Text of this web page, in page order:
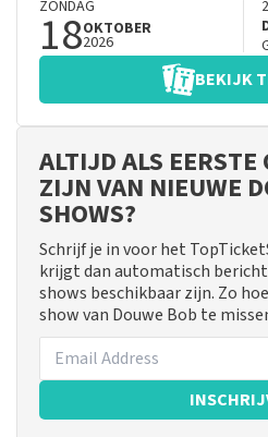
ZONDAG
18OKTOBER
2026
BEKIJK
ALTIJD ALS EERSTE
ZIJN VAN NIEUWE
SHOWS?
Schrijf je in voor het
krijgt dan automatisch
shows beschikbaar zijn. Zo
show van Douwe Bob te